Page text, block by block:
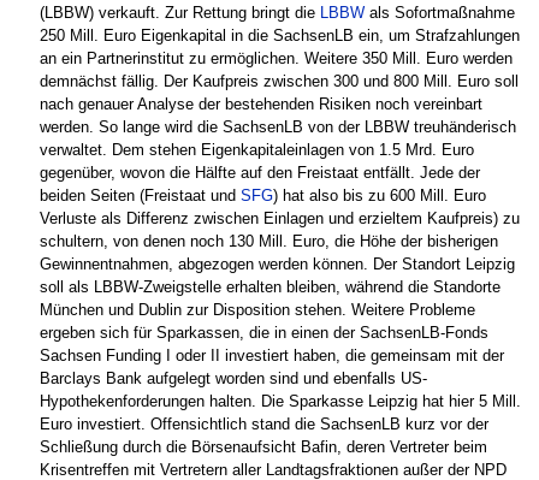
(LBBW) verkauft. Zur Rettung bringt die
LBBW als Sofortmaßnahme
250 Mill. Euro Eigenkapital in die SachsenLB ein, um Strafzahlungen
an ein Partnerinstitut zu ermöglichen. Weitere 350 Mill. Euro werden
demnächst fällig. Der Kaufpreis zwischen 300 und 800 Mill. Euro soll
nach genauer Analyse der bestehenden Risiken noch vereinbart
werden. So lange wird die SachsenLB von der LBBW treuhänderisch
verwaltet. Dem stehen Eigenkapitaleinlagen von 1.5 Mrd. Euro
gegenüber, wovon die Hälfte auf den Freistaat entfällt. Jede der
beiden Seiten (Freistaat und SFG) hat also bis zu 600 Mill. Euro
Verluste als Differenz zwischen Einlagen und erzieltem Kaufpreis) zu
schultern, von denen noch 130 Mill. Euro, die Höhe der bisherigen
Gewinnentnahmen, abgezogen werden können. Der Standort Leipzig
soll als LBBW-Zweigstelle erhalten bleiben, während die Standorte
München und Dublin zur Disposition stehen. Weitere Probleme
ergeben sich für Sparkassen, die in einen der SachsenLB-Fonds
Sachsen Funding I oder II investiert haben, die gemeinsam mit der
Barclays Bank aufgelegt worden sind und ebenfalls US-
Hypothekenforderungen halten. Die Sparkasse Leipzig hat hier 5 Mill.
Euro investiert. Offensichtlich stand die SachsenLB kurz vor der
Schließung durch die Börsenaufsicht Bafin, deren Vertreter beim
Krisentreffen mit Vertretern aller Landtagsfraktionen außer der NPD